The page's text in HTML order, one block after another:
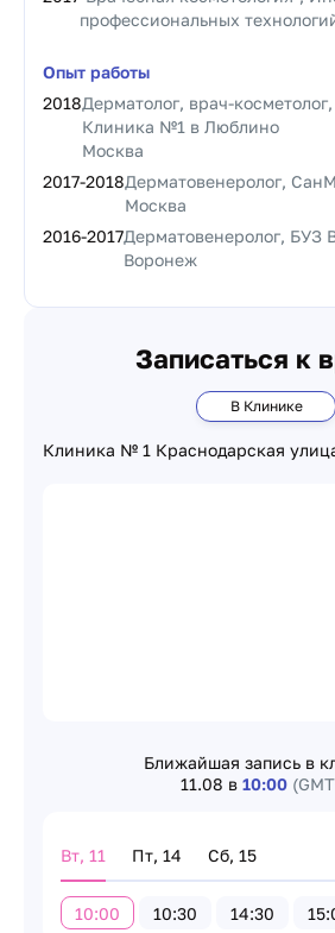
профессиональных
Опыт работы
2018Дерматолог, врач-
Клиника №1 в Люблино
Москва
2017-2018Дерматовенеролог,
Москва
2016-2017Дерматовенеролог,
Воронеж
Записаться к
В Клинике
Клиника № 1 Краснодарская
Ближайшая запись в
11.08 в 10:00
Вт, 11 Пт, 14 Сб, 15
10:00 10:30 14:30